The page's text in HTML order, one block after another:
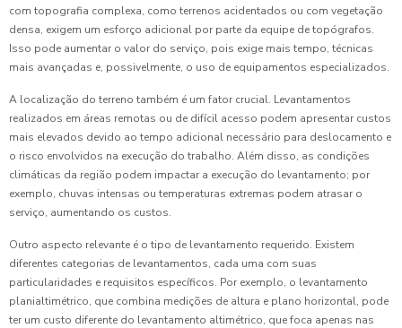
com topografia complexa, como terrenos acidentados ou com vegetação
densa, exigem um esforço adicional por parte da equipe de topógrafos.
Isso pode aumentar o valor do serviço, pois exige mais tempo, técnicas
mais avançadas e, possivelmente, o uso de equipamentos especializados.
A localização do terreno também é um fator crucial. Levantamentos
realizados em áreas remotas ou de difícil acesso podem apresentar custos
mais elevados devido ao tempo adicional necessário para deslocamento e
o risco envolvidos na execução do trabalho. Além disso, as condições
climáticas da região podem impactar a execução do levantamento; por
exemplo, chuvas intensas ou temperaturas extremas podem atrasar o
serviço, aumentando os custos.
Outro aspecto relevante é o tipo de levantamento requerido. Existem
diferentes categorias de levantamentos, cada uma com suas
particularidades e requisitos específicos. Por exemplo, o levantamento
planialtimétrico, que combina medições de altura e plano horizontal, pode
ter um custo diferente do levantamento altimétrico, que foca apenas nas